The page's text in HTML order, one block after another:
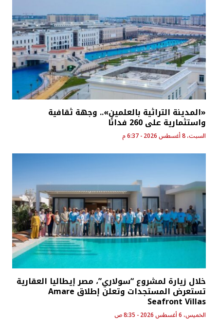
«المدينة التراثية بالعلمين».. وجهة ثقافية
واستثمارية على 260 فدانًا
السبت، 8 أغسطس 2026 - 6:37 م
خلال زيارة لمشروع “سولاري”، مصر إيطاليا العقارية
تستعرض المستجدات وتعلن إطلاق Amare
Seafront Villas
الخميس، 6 أغسطس 2026 - 8:35 ص